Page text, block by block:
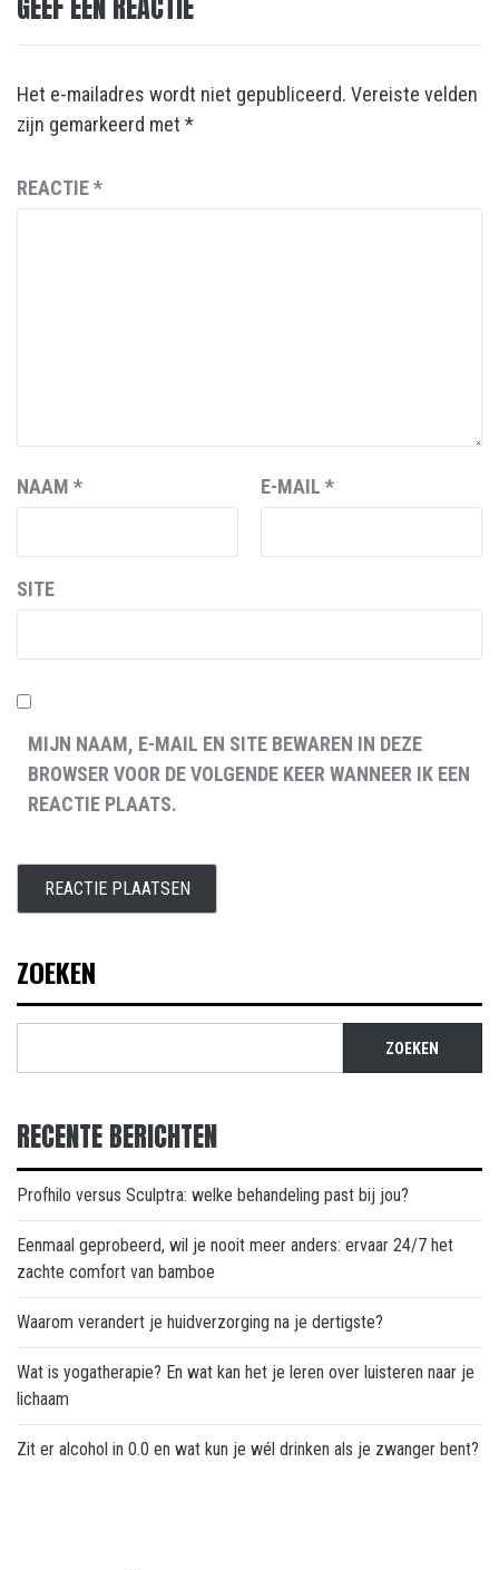
GEEF EEN REACTIE
Het e-mailadres wordt niet gepubliceerd. Vereiste velden
zijn gemarkeerd met *
REACTIE*
NAAM * E-MAIL *
SITE
MIJN NAAM, E-MAIL EN SITE BEWAREN IN DEZE
BROWSER VOOR DE VOLGENDE KEER WANNEER IK EEN
REACTIE PLAATS.
ZOEKEN
ZOEKEN
RECENTE BERICHTEN
Profhilo versus Sculptra: welke behandeling past bij jou?
Eenmaal geprobeerd, wil je nooit meer anders: ervaar 24/7 het
zachte comfort van bamboe
Waarom verandert je huidverzorging na je dertigste?
Wat is yogatherapie? En wat kan het je leren over luisteren naar je
lichaam
Zit er alcohol in 0.0 en wat kun je wél drinken als je zwanger bent?